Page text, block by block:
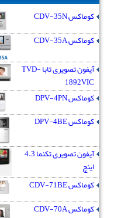
کوماکس CDV-35N
کوماکس CDV-35A
آیفون تصویری تابا TVD-
1892VIC
کوماکس DPV-4PN
کوماکس DPV-4BE
آیفون تصویری تکنما 4.3
اینچ
کوماکس CDV-71BE
کوماکس CDV-70A